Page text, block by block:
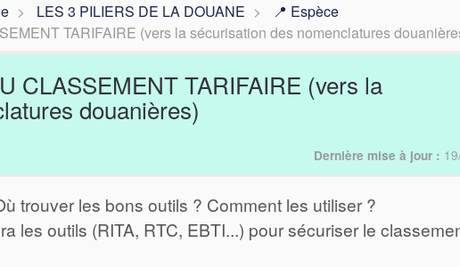
LES 3 PILIERS DE LA DOUANE
📍 Espèce
TARIFAIRE (vers la sécurisation des nomenclatures
CLASSEMENT TARIFAIRE (vers la
douanières)
Dernière mise à jour :
trouver les bons outils ? Comment les utiliser ?
les outils (RITA, RTC, EBTI...) pour sécuriser le